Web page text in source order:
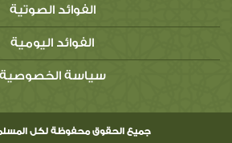
الفوائد الصوتية
الفوائد اليومية
سياسة الخصوصية
جميع الحقوق محفوظة لكل المسلميــن